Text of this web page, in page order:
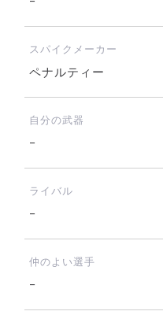
スパイクメーカー
ペナルティー
自分の武器
−
ライバル
−
仲のよい選手
−